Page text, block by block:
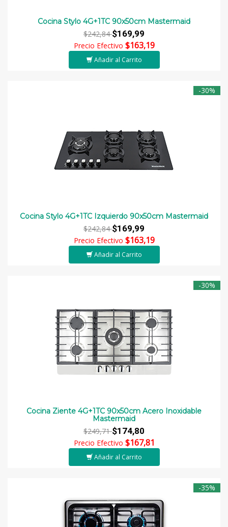
Cocina Stylo 4G+1TC 90x50cm Mastermaid
$242,84$169,99
Precio Efectivo $163,19
Añadir al Carrito
-30%
Cocina Stylo 4G+1TC Izquierdo 90x50cm Mastermaid
$242,84$169,99
Precio Efectivo $163,19
Añadir al Carrito
-30%
Cocina Ziente 4G+1TC 90x50cm Acero Inoxidable
Mastermaid
$249,71$174,80
Precio Efectivo $167,81
Añadir al Carrito
-35%